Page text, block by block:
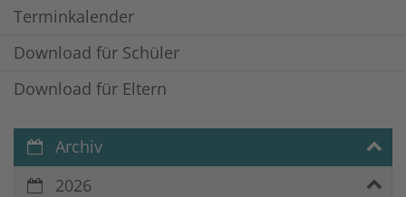
Terminkalender
Download für Schüler
Download für Eltern
Archiv
2026